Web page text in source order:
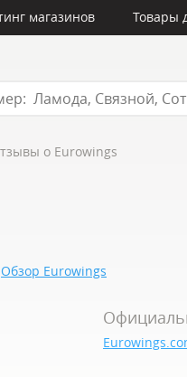
магазинов Товары
о Eurowings
Обзор Eurowings